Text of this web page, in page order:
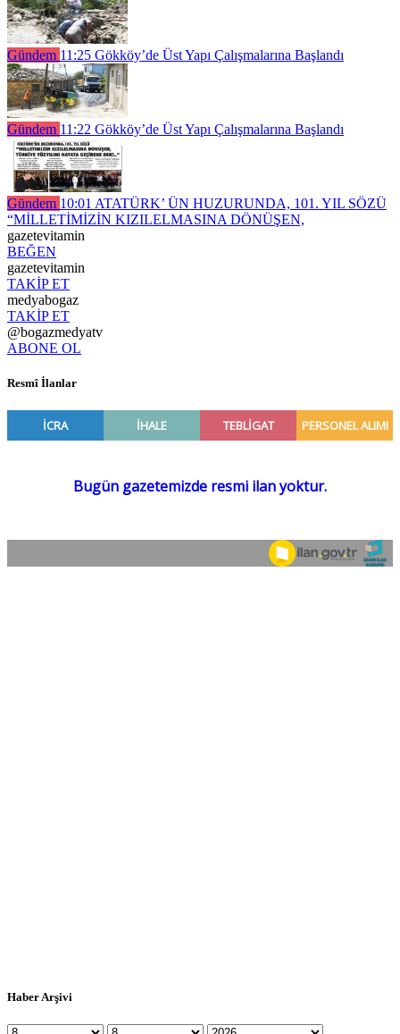
Gündem 11:25 Gökköy’de Üst Yapı Çalışmalarına Başlandı
Gündem 11:22 Gökköy’de Üst Yapı Çalışmalarına Başlandı
Gündem 10:01 ATATÜRK’ ÜN HUZURUNDA, 101. YIL SÖZÜ
“MİLLETİMİZİN KIZILELMASINA DÖNÜŞEN,
gazetevitamin
BEĞEN
gazetevitamin
TAKİP ET
medyabogaz
TAKİP ET
@bogazmedyatv
ABONE OL
Resmî İlanlar
Haber Arşivi